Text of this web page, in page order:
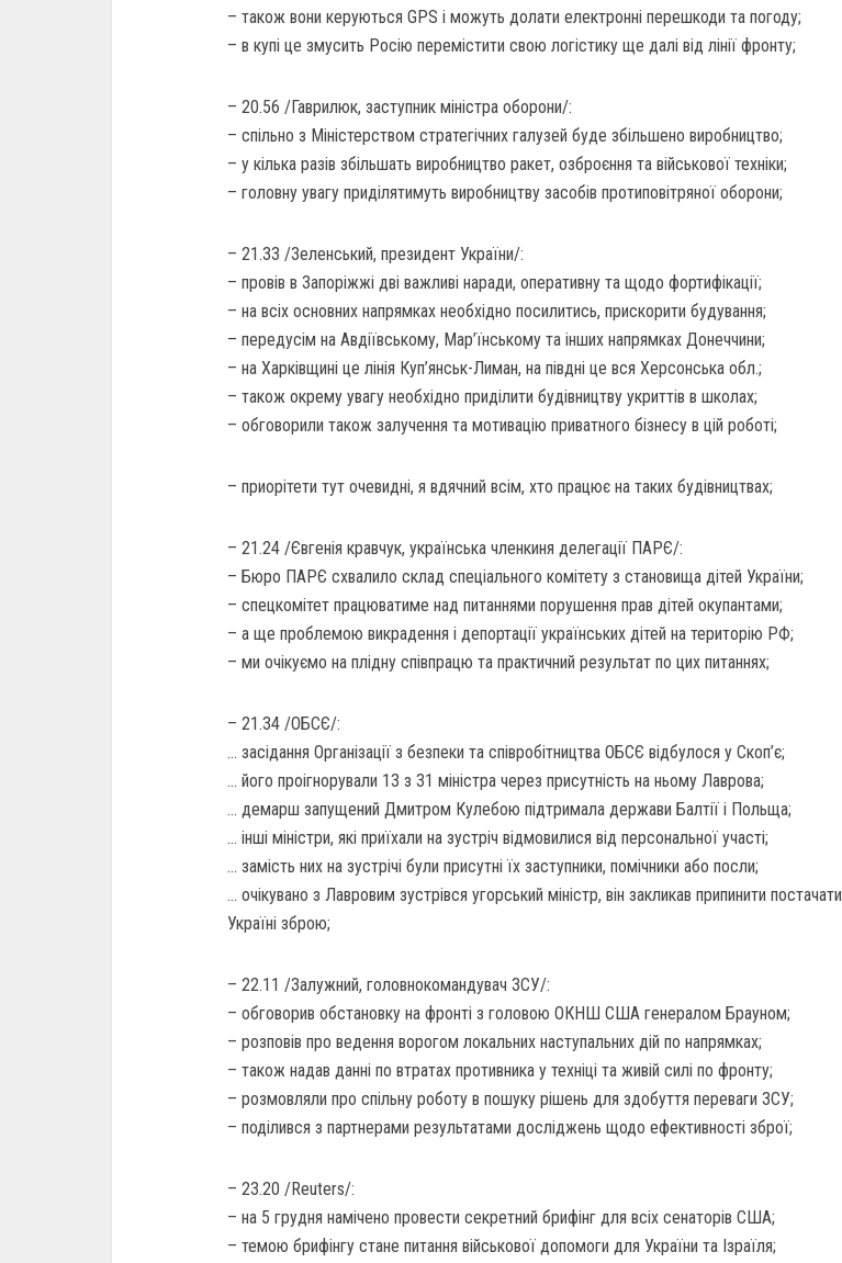
– також вони керуються GPS і можуть долати електронні перешкоди та погоду;
– в купі це змусить Росію перемістити свою логістику ще далі від лінії фронту;
– 20.56 /Гаврилюк, заступник міністра оборони/:
– спільно з Міністерством стратегічних галузей буде збільшено виробництво;
– у кілька разів збільшать виробництво ракет, озброєння та військової техніки;
– головну увагу приділятимуть виробництву засобів протиповітряної оборони;
– 21.33 /Зеленський, президент України/:
– провів в Запоріжжі дві важливі наради, оперативну та щодо фортифікації;
– на всіх основних напрямках необхідно посилитись, прискорити будування;
– передусім на Авдіївському, Мар’їнському та інших напрямках Донеччини;
– на Харківщині це лінія Куп’янськ-Лиман, на півдні це вся Херсонська обл.;
– також окрему увагу необхідно приділити будівництву укриттів в школах;
– обговорили також залучення та мотивацію приватного бізнесу в цій роботі;
– приорітети тут очевидні, я вдячний всім, хто працює на таких будівництвах;
– 21.24 /Євгенія кравчук, українська членкиня делегації ПАРЄ/:
– Бюро ПАРЄ схвалило склад спеціального комітету з становища дітей України;
– спецкомітет працюватиме над питаннями порушення прав дітей окупантами;
– а ще проблемою викрадення і депортації українських дітей на територію РФ;
– ми очікуємо на плідну співпрацю та практичний результат по цих питаннях;
– 21.34 /ОБСЄ/:
… засідання Організації з безпеки та співробітництва ОБСЄ відбулося у Скоп’є;
… його проігнорували 13 з 31 міністра через присутність на ньому Лаврова;
… демарш запущений Дмитром Кулебою підтримала держави Балтії і Польща;
… інші міністри, які приїхали на зустріч відмовилися від персональної участі;
… замість них на зустрічі були присутні їх заступники, помічники або посли;
… очікувано з Лавровим зустрівся угорський міністр, він закликав припинити постачати
Україні зброю;
– 22.11 /Залужний, головнокомандувач ЗСУ/:
– обговорив обстановку на фронті з головою ОКНШ США генералом Брауном;
– розповів про ведення ворогом локальних наступальних дій по напрямках;
– також надав данні по втратах противника у техніці та живій силі по фронту;
– розмовляли про спільну роботу в пошуку рішень для здобуття переваги ЗСУ;
– поділився з партнерами результатами досліджень щодо ефективності зброї;
– 23.20 /Reuters/:
– на 5 грудня намічено провести секретний брифінг для всіх сенаторів США;
– темою брифінгу стане питання військової допомоги для України та Ізраїля;